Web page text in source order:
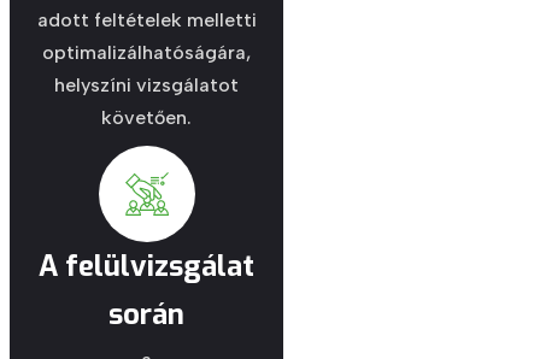
adott feltételek melletti
optimalizálhatóságára,
helyszíni vizsgálatot
követően.
A felülvizsgálat
során